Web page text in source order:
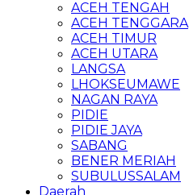
ACEH TENGAH
ACEH TENGGARA
ACEH TIMUR
ACEH UTARA
LANGSA
LHOKSEUMAWE
NAGAN RAYA
PIDIE
PIDIE JAYA
SABANG
BENER MERIAH
SUBULUSSALAM
Daerah